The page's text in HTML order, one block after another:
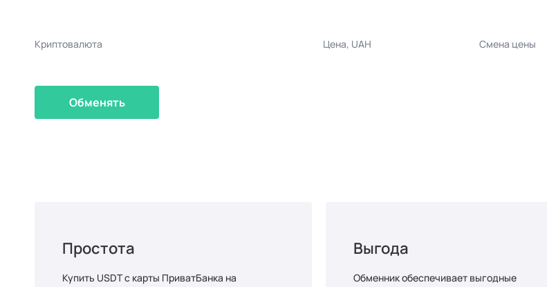
Криптовалюта Цена, UAH Смена цены
Обменять
Простота
Купить USDT с карты ПриватБанка на
Выгода
Обменник обеспечивает выгодные